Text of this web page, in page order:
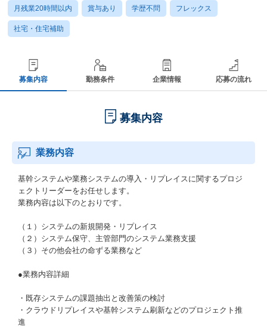
月残業20時間以内 賞与あり 学歴不問 フレックス
社宅・住宅補助
募集内容 勤務条件 企業情報 応募の流れ
募集内容
業務内容
基幹システムや業務システムの導入・リプレイスに関するプロジ
ェクトリーダーをお任せします。
業務内容は以下のとおりです。
（１）システムの新規開発・リプレイス
（２）システム保守、主管部門のシステム業務支援
（３）その他会社の命ずる業務など
●業務内容詳細
・既存システムの課題抽出と改善策の検討
・クラウドリプレイスや基幹システム刷新などのプロジェクト推
進